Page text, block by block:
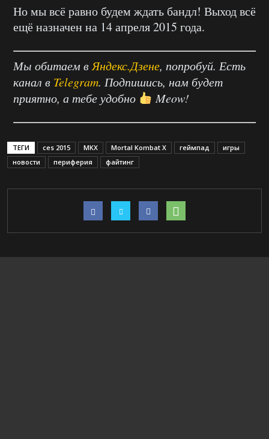
Но мы всё равно будем ждать бандл! Выход всё
ещё назначен на 14 апреля 2015 года.
Мы обитаем в Яндекс.Дзене, попробуй. Есть
канал в Telegram. Подпишись, нам будет
приятно, а тебе удобно
Meow!
ТЕГИ ces 2015 MKX Mortal Kombat X геймпад
игры
новости
периферия файтинг